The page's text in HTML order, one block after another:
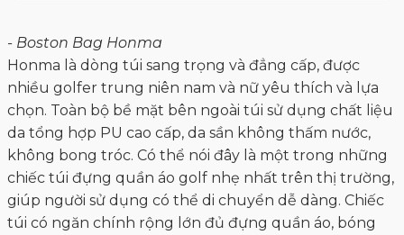
- Boston Bag Honma
Honma là dòng túi sang trọng và đẳng cấp, được
nhiều golfer trung niên nam và nữ yêu thích và lựa
chọn. Toàn bộ bề mặt bên ngoài túi sử dụng chất liệu
da tổng hợp PU cao cấp, da sần không thấm nước,
không bong tróc. Có thể nói đây là một trong những
chiếc túi đựng quần áo golf nhẹ nhất trên thị trường,
giúp người sử dụng có thể di chuyển dễ dàng. Chiếc
túi có ngăn chính rộng lớn đủ đựng quần áo, bóng